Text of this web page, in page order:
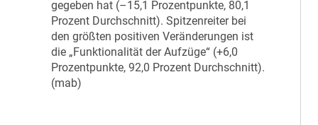
gegeben hat (–15,1 Prozentpunkte, 80,1
Prozent Durchschnitt). Spitzenreiter bei
den größten positiven Veränderungen ist
die „Funktionalität der Aufzüge“ (+6,0
Prozentpunkte, 92,0 Prozent Durchschnitt).
(mab)